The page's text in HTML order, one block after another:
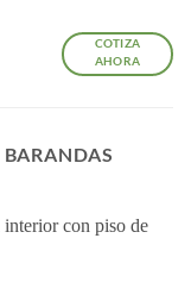
COTIZA
AHORA
BARANDAS